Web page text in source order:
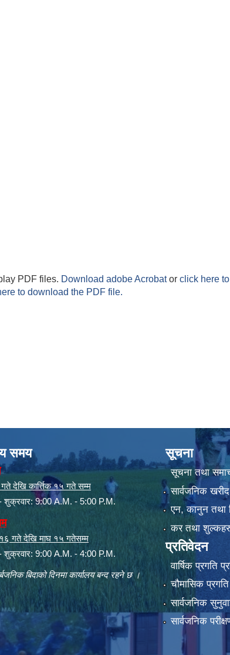
PDF files. Download adobe Acrobator click here
to download the PDF file.
समय
देखि कार्त्तिक १५ गते सम्म
- शुक्रवार: 9:00 A.M. - 5:00 P.M.
१६ गते देखि माघ १५ गतेसम्म
- शुक्रवार: 9:00 A.M. - 4:00 P.M.
बिदाको दिनमा कार्यालय बन्द रहने छ ।
सूचना
सूचना तथा
सार्वजनिक
एन, कानुन तथा
कर तथा
प्रतिवेदन
वार्षिक प्रगति
चौमासिक
सार्वजनिक
सार्वजनिक